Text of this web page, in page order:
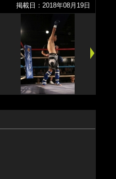
掲載日：2018年08月19日